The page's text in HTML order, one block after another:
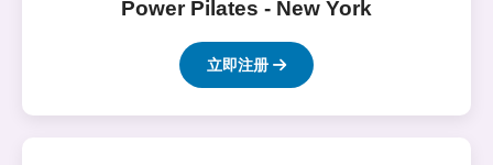
Power Pilates - New York
立即注册